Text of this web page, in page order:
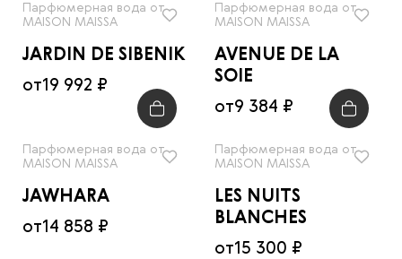
Парфюмерная вода от
MAISON MAISSA
JARDIN DE SIBENIK
от19 992 ₽
Парфюмерная вода от
MAISON MAISSA
AVENUE DE LA
SOIE
от9 384 ₽
Парфюмерная вода от
MAISON MAISSA
JAWHARA
от14 858 ₽
Парфюмерная вода от
MAISON MAISSA
LES NUITS
BLANCHES
от15 300 ₽